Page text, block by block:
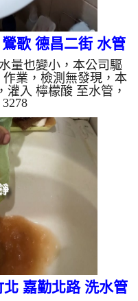
歌 德昌二街 水管
量也變小，本公司驅
業，檢測無發現，本
灌入 檸檬酸 至水管，
，啟動 螺旋波 模式，
成咖啡，二個多小時
了。 如是自來水，如
積，洗出來的水就會
管壁上會結成黑色管
黑，有些洗出綠色的
鏽產生銅綠，如是藍
龍頭...
嘉勤北路 洗水管